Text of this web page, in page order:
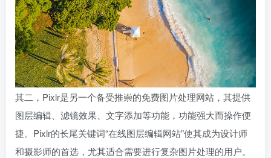
其二，Pixlr是另一个备受推崇的免费图片处理网站，其提供
图层编辑、滤镜效果、文字添加等功能，功能强大而操作便
捷。Pixlr的长尾关键词“在线图层编辑网站”使其成为设计师
和摄影师的首选，尤其适合需要进行复杂图片处理的用户。